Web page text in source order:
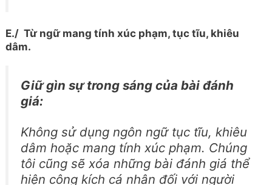
E./ Từ ngữ mang tính xúc phạm, tục tĩu, khiêu
dâm.
Giữ gìn sự trong sáng của bài đánh
giá:
Không sử dụng ngôn ngữ tục tĩu, khiêu
dâm hoặc mang tính xúc phạm. Chúng
tôi cũng sẽ xóa những bài đánh giá thể
hiện công kích cá nhân đối với người